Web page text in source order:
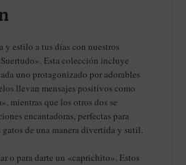
y estilo a tus días con nuestros
Esta colección incluye
uno protagonizado por adorables
llevan mensajes positivos como
mientras que los otros dos se
encantadoras, perfectas para
de una manera divertida y sutil.
o para darte un «caprichito». Estos